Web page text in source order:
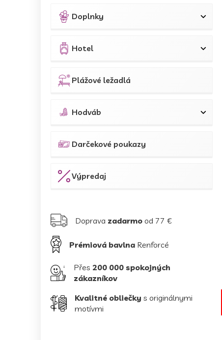
Doplnky
Hotel
Plážové ležadlá
Hodváb
Darčekové poukazy
Výpredaj
Doprava zadarmo od 77 €
Prémiová bavlna Renforcé
Přes 200 000 spokojných
zákazníkov
Kvalitné obliečky s originálnymi
motívmi